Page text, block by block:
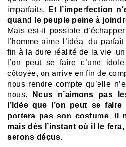
imparfaits.
Et l’imperfection
quand le peuple peine à
Mais est-il possible
l’homme aime l’idéal du
fin à la dure réalité de la vie, un
l’on peut se faire d’une
côtoyée, on arrive en fin de
nous rendre compte qu’elle
nous.
Nous n’aimons pas
l’idée que l’on peut se
portera pas son costume, il
mais dès l’instant où il le
serons déçus.